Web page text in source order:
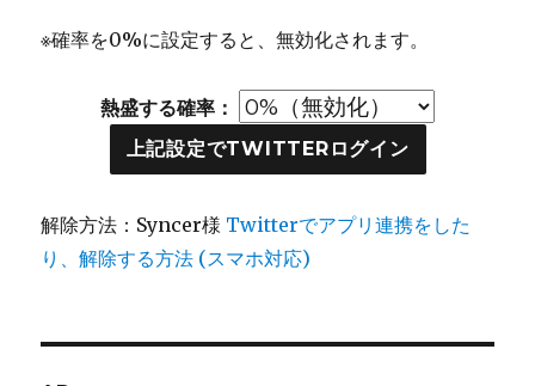
※確率を0%に設定すると、無効化されます。
熱盛する確率：
上記設定でTWITTERログイン
解除方法：Syncer様 Twitterでアプリ連携をした
り、解除する方法 (スマホ対応)